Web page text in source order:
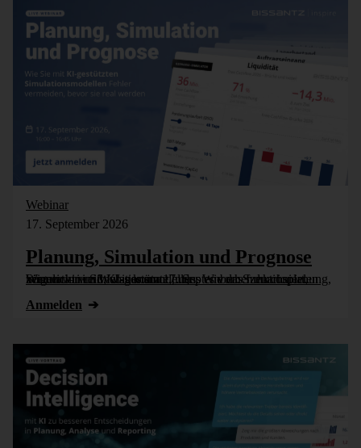
Webinar
17. September 2026
Planung, Simulation und Prognose
Wer nicht weiß, was kommt, muss es vorher durchspielen können – in Simulationsmodellen. Wie das funktioniert, zeigen wir im Webinar am 17. September: Szenarioplanung, Simulation und KI-gestützte [...]
Anmelden